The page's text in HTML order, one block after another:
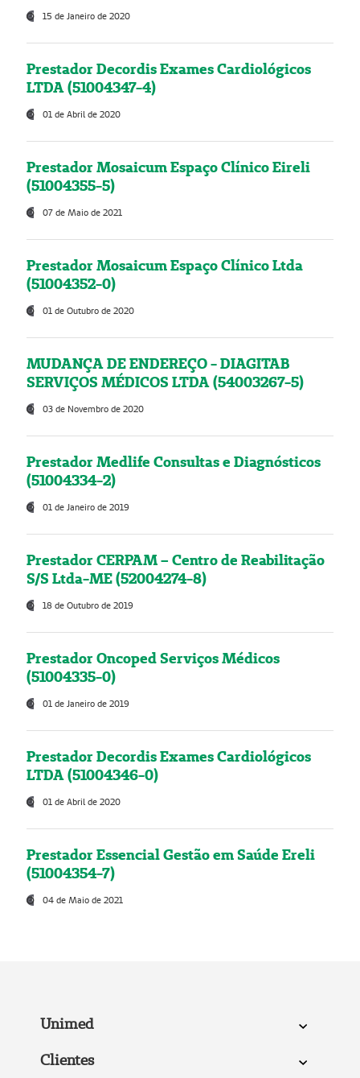
15 de Janeiro de 2020
Prestador Decordis Exames Cardiológicos
LTDA (51004347-4)
01 de Abril de 2020
Prestador Mosaicum Espaço Clínico Eireli
(51004355-5)
07 de Maio de 2021
Prestador Mosaicum Espaço Clínico Ltda
(51004352-0)
01 de Outubro de 2020
MUDANÇA DE ENDEREÇO - DIAGITAB
SERVIÇOS MÉDICOS LTDA (54003267-5)
03 de Novembro de 2020
Prestador Medlife Consultas e Diagnósticos
(51004334-2)
01 de Janeiro de 2019
Prestador CERPAM – Centro de Reabilitação
S/S Ltda-ME (52004274-8)
18 de Outubro de 2019
Prestador Oncoped Serviços Médicos
(51004335-0)
01 de Janeiro de 2019
Prestador Decordis Exames Cardiológicos
LTDA (51004346-0)
01 de Abril de 2020
Prestador Essencial Gestão em Saúde Ereli
(51004354-7)
04 de Maio de 2021
Unimed
Clientes